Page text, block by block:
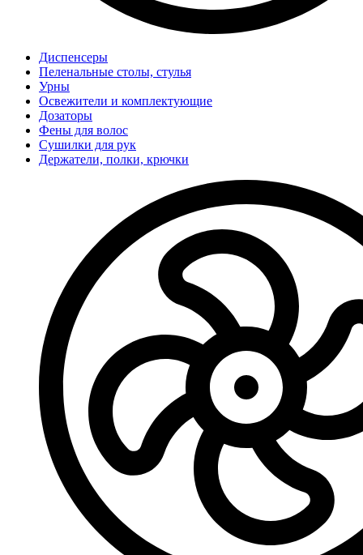
Диспенсеры
Пеленальные столы, стулья
Урны
Освежители и комплектующие
Дозаторы
Фены для волос
Сушилки для рук
Держатели, полки, крючки